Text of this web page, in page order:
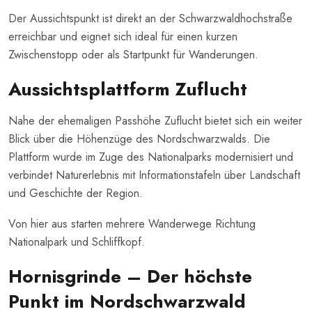
Der Aussichtspunkt ist direkt an der Schwarzwaldhochstraße
erreichbar und eignet sich ideal für einen kurzen
Zwischenstopp oder als Startpunkt für Wanderungen.
Aussichtsplattform Zuflucht
Nahe der ehemaligen Passhöhe Zuflucht bietet sich ein weiter
Blick über die Höhenzüge des Nordschwarzwalds. Die
Plattform wurde im Zuge des Nationalparks modernisiert und
verbindet Naturerlebnis mit Informationstafeln über Landschaft
und Geschichte der Region.
Von hier aus starten mehrere Wanderwege Richtung
Nationalpark und Schliffkopf.
Hornisgrinde – Der höchste
Punkt im Nordschwarzwald